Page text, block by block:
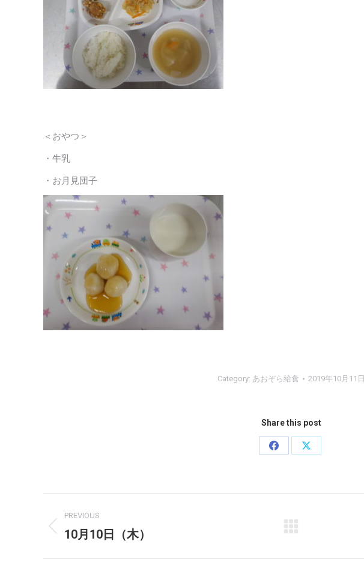
＜おやつ＞
・牛乳
・お月見団子
Category: あおぞら給食 2019年10月11日
Share this post
Share
Share
navigation
PREVIOUS
Previous
10月10日（木）